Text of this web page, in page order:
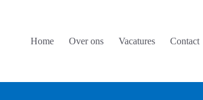
Home Over ons Vacatures Contact